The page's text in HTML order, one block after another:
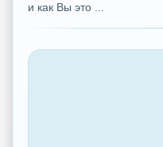
и как Вы это ...